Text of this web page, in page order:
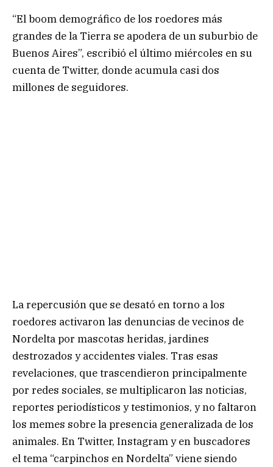
“El boom demográfico de los roedores más
grandes de la Tierra se apodera de un suburbio de
Buenos Aires”, escribió el último miércoles en su
cuenta de Twitter, donde acumula casi dos
millones de seguidores.
La repercusión que se desató en torno a los
roedores activaron las denuncias de vecinos de
Nordelta por mascotas heridas, jardines
destrozados y accidentes viales. Tras esas
revelaciones, que trascendieron principalmente
por redes sociales, se multiplicaron las noticias,
reportes periodísticos y testimonios, y no faltaron
los memes sobre la presencia generalizada de los
animales. En Twitter, Instagram y en buscadores
el tema “carpinchos en Nordelta” viene siendo